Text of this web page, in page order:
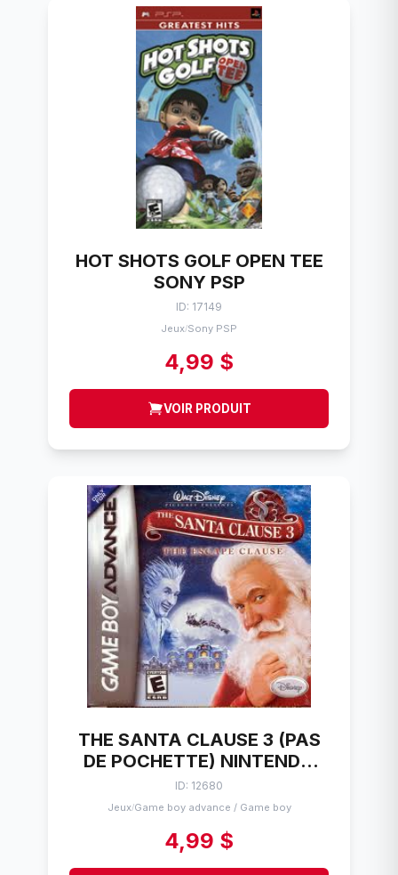
HOT SHOTS GOLF OPEN TEE
SONY PSP
ID: 17149
Jeux/Sony PSP
4,99 $
VOIR PRODUIT
THE SANTA CLAUSE 3 (PAS
DE POCHETTE) NINTENDO
GBA
ID: 12680
Jeux/Game boy advance / Game boy
4,99 $